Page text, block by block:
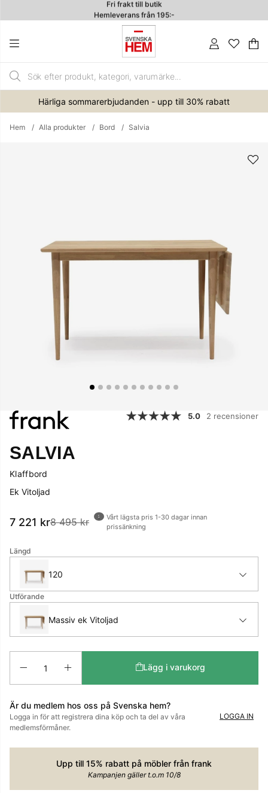
Hemleverans från 195:-
4.7
.
Härliga sommarerbjudanden - upp till 30% rabatt
Hem Alla produkter Bord Salvia
5.0 2 recensioner
SALVIA
Klaffbord
Ek Vitoljad
7 221 kr8 495 kr
Vårt lägsta pris 1-30 dagar innan
prissänkning
Längd
120
Utförande
Massiv ek Vitoljad
Lägg i varukorg
Är du medlem hos oss på Svenska hem?
Logga in för att registrera dina köp och ta del av våra
medlemsförmåner.
LOGGA IN
Upp till 15% rabatt på möbler från frank
Kampanjen gäller t.o.m 10/8